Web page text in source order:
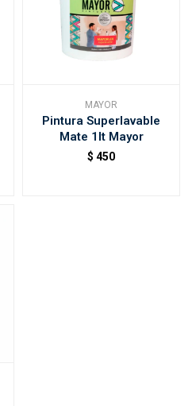
MAYOR
Pintura Superlavable
Mate 1lt Mayor
$ 450